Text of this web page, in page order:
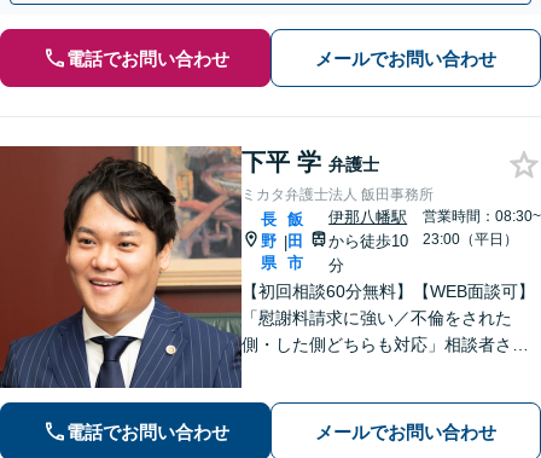
電話でお問い合わせ メールでお問い合わせ
下平 学 弁護士
ミカタ弁護士法人 飯田事務所
長
野
県
|
飯
田
市
伊那八幡駅
から徒歩10
分
営業時間：08:30~
23:00（平日）
【初回相談60分無料】【WEB面談可】
「慰謝料請求に強い／不倫をされた
側・した側どちらも対応」相談者さま
約書チェック・労務対応など企業法務
の豊富な実績」「事業承継の対応実績
電話でお問い合わせ メールでお問い合わせ